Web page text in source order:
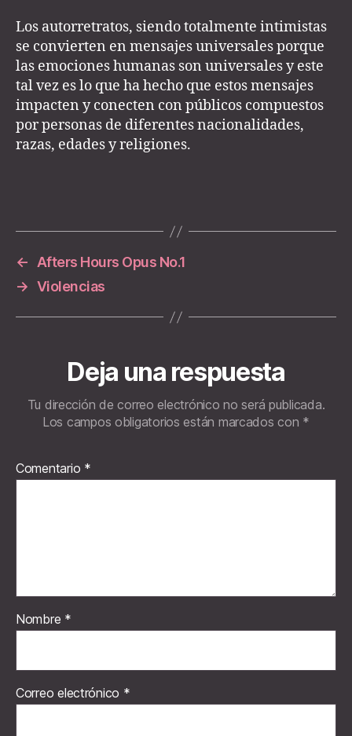
Los autorretratos, siendo totalmente intimistas
se convierten en mensajes universales porque
las emociones humanas son universales y este
tal vez es lo que ha hecho que estos mensajes
impacten y conecten con públicos compuestos
por personas de diferentes nacionalidades,
razas, edades y religiones.
← Afters Hours Opus No.1
→ Violencias
Deja una respuesta
Tu dirección de correo electrónico no será publicada.
Los campos obligatorios están marcados con *
Comentario *
Nombre *
Correo electrónico *